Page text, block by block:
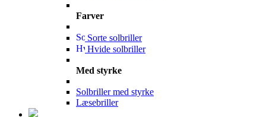
Farver
Sorte solbriller
Hvide solbriller
Med styrke
Solbriller med styrke
Læsebriller